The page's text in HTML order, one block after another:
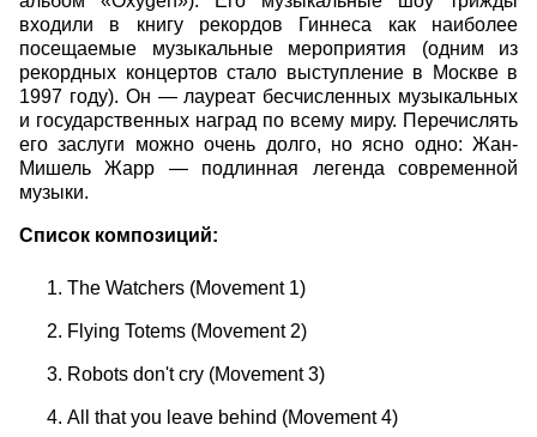
входили в книгу рекордов Гиннеса как наиболее
посещаемые музыкальные мероприятия (одним из
рекордных концертов стало выступление в Москве в
1997 году). Он — лауреат бесчисленных музыкальных
и государственных наград по всему миру. Перечислять
его заслуги можно очень долго, но ясно одно: Жан-
Мишель Жарр — подлинная легенда современной
музыки.
Список композиций:
The Watchers (Movement 1)
Flying Totems (Movement 2)
Robots don't cry (Movement 3)
All that you leave behind (Movement 4)